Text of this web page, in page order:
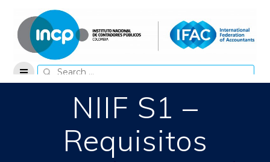
content
Search
for:
NIIF S1 –
Requisitos